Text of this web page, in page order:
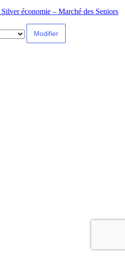
économie – Marché des Seniors